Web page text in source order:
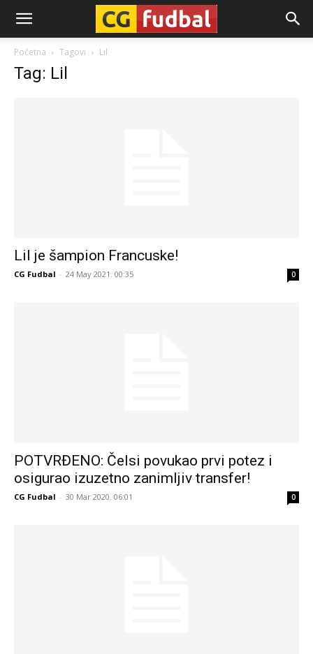
CG-
Fudbal
Početna Tagovi Lil
Tag: Lil
Lil je šampion Francuske!
CG Fudbal - 24 May 2021. 00:35 0
POTVRĐENO: Čelsi povukao prvi potez i
osigurao izuzetno zanimljiv transfer!
CG Fudbal - 30 Mar 2020. 06:01 0